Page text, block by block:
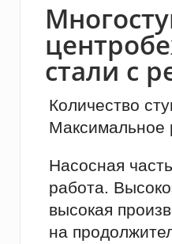
стали с
Количество
Максимальное
Насосная
работа.
высокая
на